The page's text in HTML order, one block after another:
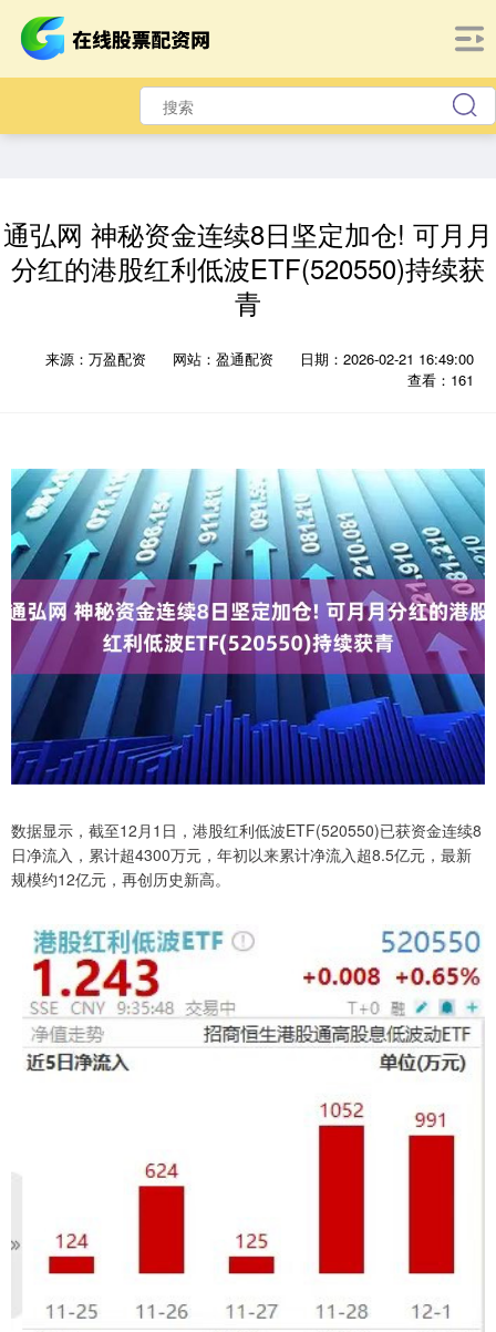
通弘网 神秘资金连续8日坚定加仓! 可月月
分红的港股红利低波ETF(520550)持续获
青
来源：万盈配资 网站：盈通配资
日期：2026-02-21 16:49:00
查看：161
数据显示，截至12月1日，港股红利低波ETF(520550)已获资金连续8
日净流入，累计超4300万元，年初以来累计净流入超8.5亿元，最新
规模约12亿元，再创历史新高。